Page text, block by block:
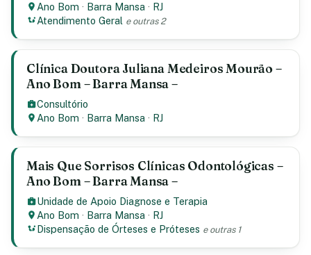
Ano Bom · Barra Mansa · RJ
Atendimento Geral e outras 2
Clínica Doutora Juliana Medeiros Mourão –
Ano Bom – Barra Mansa –
Consultório
Ano Bom · Barra Mansa · RJ
Mais Que Sorrisos Clínicas Odontológicas –
Ano Bom – Barra Mansa –
Unidade de Apoio Diagnose e Terapia
Ano Bom · Barra Mansa · RJ
Dispensação de Órteses e Próteses e outras 1